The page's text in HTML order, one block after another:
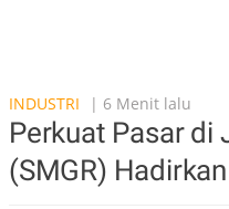
INDUSTRI
| 6 Menit lalu
Perkuat Pasar di
(SMGR)